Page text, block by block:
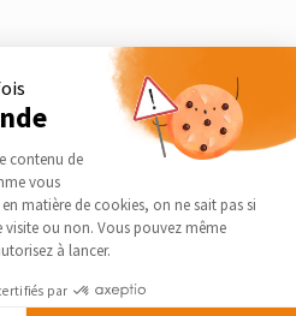
du
contenu de
vous
matière de cookies, on ne sait pas si
ou non. Vous pouvez même
à lancer.
par
consent